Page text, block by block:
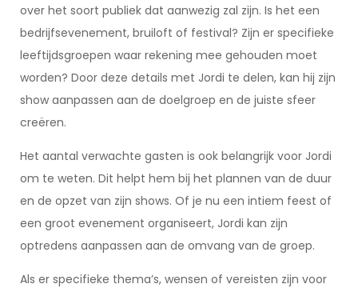
over het soort publiek dat aanwezig zal zijn. Is het een
bedrijfsevenement, bruiloft of festival? Zijn er specifieke
leeftijdsgroepen waar rekening mee gehouden moet
worden? Door deze details met Jordi te delen, kan hij zijn
show aanpassen aan de doelgroep en de juiste sfeer
creëren.
Het aantal verwachte gasten is ook belangrijk voor Jordi
om te weten. Dit helpt hem bij het plannen van de duur
en de opzet van zijn shows. Of je nu een intiem feest of
een groot evenement organiseert, Jordi kan zijn
optredens aanpassen aan de omvang van de groep.
Als er specifieke thema’s, wensen of vereisten zijn voor